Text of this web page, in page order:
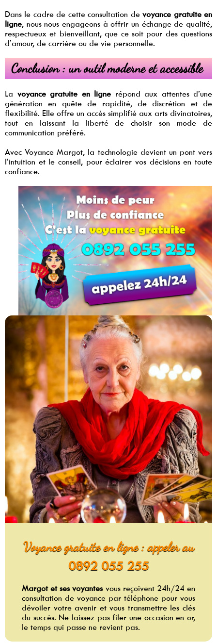
Dans le cadre de cette consultation devoyance gratuite en
ligne, nous nous engageons à offrir un échange de qualité,
respectueux et bienveillant, que ce soit pour des questions
d’amour, de carrière ou de vie personnelle.
Conclusion : un outil moderne et accessible
La voyance gratuite en ligne répond aux attentes d’une
génération en quête de rapidité, de discrétion et de
flexibilité. Elle offre un accès simplifié aux arts divinatoires,
tout en laissant la liberté de choisir son mode de
communication préféré.
Avec Voyance Margot, la technologie devient un pont vers
l’intuition et le conseil, pour éclairer vos décisions en toute
confiance.
Voyance gratuite en ligne : appeler au
0892 055 255
Margot et ses voyantesvous reçoivent 24h/24 en
consultation de voyance par téléphone pour vous
dévoiler votre avenir et vous transmettre les clés
du succès. Ne laissez pas filer une occasion en or,
le temps qui passe ne revient pas.